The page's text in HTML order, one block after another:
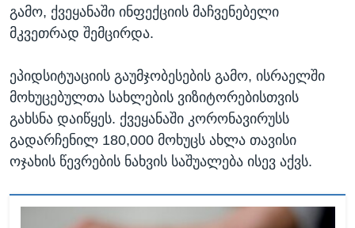
გამო, ქვეყანაში ინფექციის მაჩვენებელი
მკვეთრად შემცირდა.
ეპიდსიტუაციის გაუმჯობესების გამო, ისრაელში
მოხუცებულთა სახლების ვიზიტორებისთვის
გახსნა დაიწყეს. ქვეყანაში კორონავირუსს
გადარჩენილ 180,000 მოხუცს ახლა თავისი
ოჯახის წევრების ნახვის საშუალება ისევ აქვს.